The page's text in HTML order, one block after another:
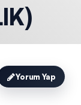
Yorum Yap